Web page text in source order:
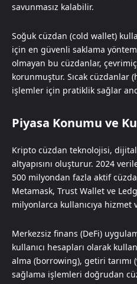
savunmasız kalabilir.
Soğuk cüzdan (cold wallet)
için en güvenli saklama
olmayan bu cüzdanlar,
korunmuştur. Sıcak cüzdanlar
işlemler için pratiklik sağlar
Piyasa Konumu ve
Kripto cüzdan teknolojisi,
altyapısını oluşturur. 2024
500 milyondan fazla aktif
Metamask, Trust Wallet ve
milyonlarca kullanıcıya hizmet
Merkezsiz finans (DeFi)
kullanıcı hesapları olarak
alma (borrowing), getiri
sağlama işlemleri doğrudan